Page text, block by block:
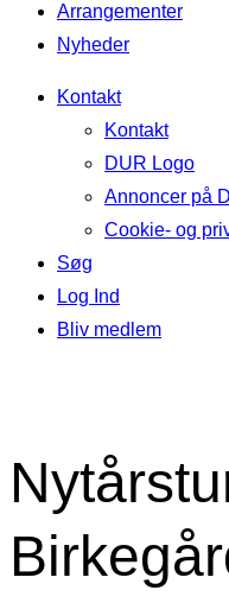
Arrangementer
Nyheder
Kontakt
Kontakt
DUR Logo
Annoncer på
Cookie- og
Søg
Log Ind
Bliv medlem